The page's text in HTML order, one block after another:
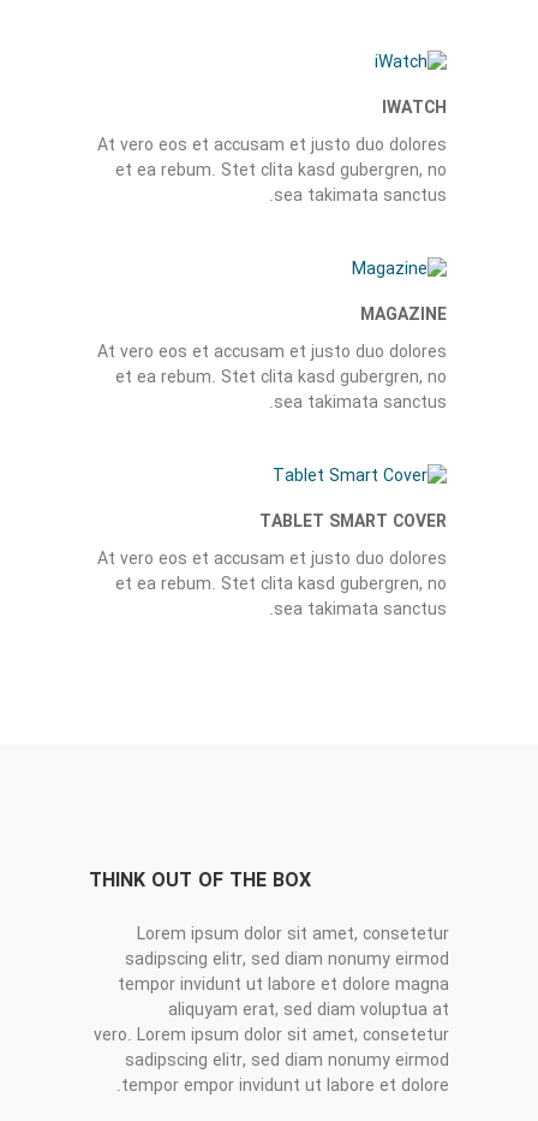
IWATCH
At vero eos et accusam et justo duo dolores
et ea rebum. Stet clita kasd gubergren, no
sea takimata sanctus.
MAGAZINE
At vero eos et accusam et justo duo dolores
et ea rebum. Stet clita kasd gubergren, no
sea takimata sanctus.
TABLET SMART COVER
At vero eos et accusam et justo duo dolores
et ea rebum. Stet clita kasd gubergren, no
sea takimata sanctus.
THINK OUT OF THE BOX
Lorem ipsum dolor sit amet, consetetur
sadipscing elitr, sed diam nonumy eirmod
tempor invidunt ut labore et dolore magna
aliquyam erat, sed diam voluptua at
vero. Lorem ipsum dolor sit amet, consetetur
sadipscing elitr, sed diam nonumy eirmod
tempor empor invidunt ut labore et dolore.